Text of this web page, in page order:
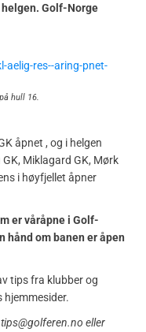
Golf-Norge
hull 16.
åpnet , og i helgen
Miklagard GK, Mørk
i høyfjellet åpner
er våråpne i Golf-
hånd om banen er åpen
tips fra klubber og
hjemmesider.
eller